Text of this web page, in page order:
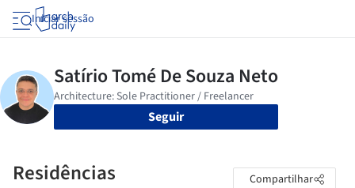
Iniciar sessão
Seguir
Residências Compartilhar